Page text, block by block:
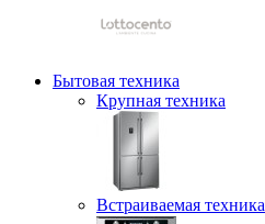
Бытовая техника
Крупная техника
Встраиваемая техника